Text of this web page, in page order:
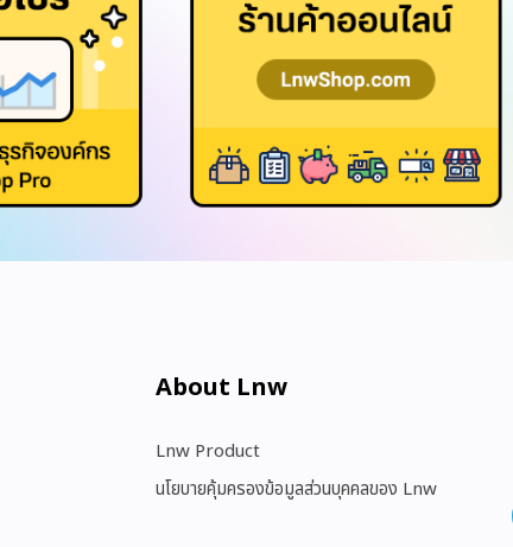
About Lnw​
Lnw Product
นโยบายคุ้มครองข้อมูลส่วนบุคคลของ Lnw